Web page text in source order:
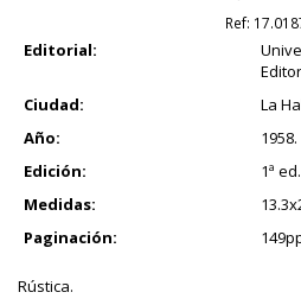
Ref:
Editorial:
Ciudad:
La
Año:
1958.
Edición:
1ª ed.
Medidas:
Paginación:
Rústica.